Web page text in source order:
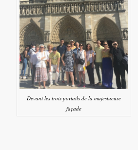
Devant les trois portails de la majestueuse
façade